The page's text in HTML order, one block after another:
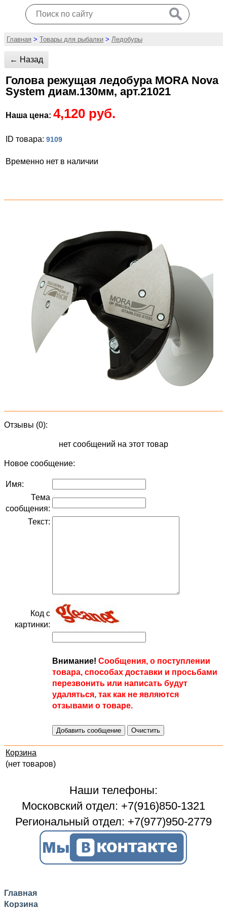
Главная > Товары для рыбалки > Ледобуры
← Назад
Голова режущая ледобура MORA Nova
System диам.130мм, арт.21021
Наша цена: 4,120 руб.
ID товара: 9109
Временно нет в наличии
Отзывы (0):
нет сообщений на этот товар
Новое сообщение:
Имя:
Тема
сообщения:
Текст:
Код с
картинки:
Внимание! Сообщения, о поступлении
товара, способах доставки и просьбами
перезвонить или написать будут
удаляться, так как не являются
отзывами о товаре.
Корзина
(нет товаров)
Наши телефоны:
Московский отдел: +7(916)850-1321
Региональный отдел: +7(977)950-2779
Главная
Корзина